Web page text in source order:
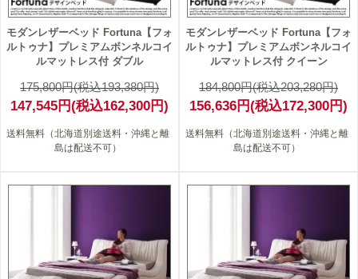
モダンレザーベッド Fortuna【フォ
ルトゥナ】プレミアムボンネルコイ
ルマットレス付 ダブル
175,800円(税込193,380円)
147,545円(税込162,300円)
送料無料（北海道別途送料・沖縄と離
島は配送不可）
モダンレザーベッド Fortuna【フォ
ルトゥナ】プレミアムボンネルコイ
ルマットレス付 クイーン
184,800円(税込203,280円)
156,636円(税込172,300円)
送料無料（北海道別途送料・沖縄と離
島は配送不可）